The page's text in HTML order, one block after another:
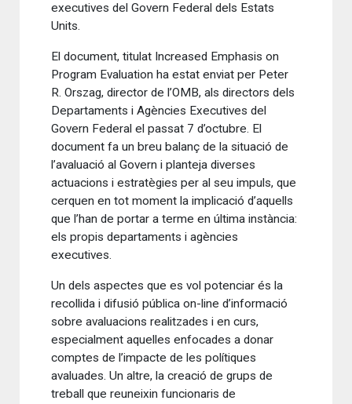
executives del Govern Federal dels Estats
Units.
El document, titulat Increased Emphasis on
Program Evaluation ha estat enviat per Peter
R. Orszag, director de l’OMB, als directors dels
Departaments i Agències Executives del
Govern Federal el passat 7 d’octubre. El
document fa un breu balanç de la situació de
l’avaluació al Govern i planteja diverses
actuacions i estratègies per al seu impuls, que
cerquen en tot moment la implicació d’aquells
que l’han de portar a terme en última instància:
els propis departaments i agències
executives.
Un dels aspectes que es vol potenciar és la
recollida i difusió pública on-line d’informació
sobre avaluacions realitzades i en curs,
especialment aquelles enfocades a donar
comptes de l’impacte de les polítiques
avaluades. Un altre, la creació de grups de
treball que reuneixin funcionaris de